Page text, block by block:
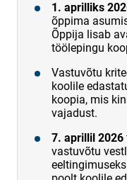
1. aprilliks
õppima
Õppija lisab
töölepingu
Vastuvõtu
koolile
koopia, mis
vajadust.
7. aprillil 2026
vastuvõtu